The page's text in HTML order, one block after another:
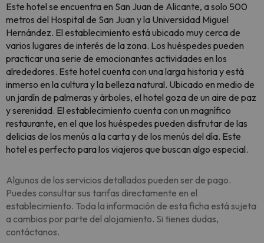
Este hotel se encuentra en San Juan de Alicante, a solo 500
metros del Hospital de San Juan y la Universidad Miguel
Hernández. El establecimiento está ubicado muy cerca de
varios lugares de interés de la zona. Los huéspedes pueden
practicar una serie de emocionantes actividades en los
alrededores. Este hotel cuenta con una larga historia y está
inmerso en la cultura y la belleza natural. Ubicado en medio de
un jardín de palmeras y árboles, el hotel goza de un aire de paz
y serenidad. El establecimiento cuenta con un magnífico
restaurante, en el que los huéspedes pueden disfrutar de las
delicias de los menús a la carta y de los menús del día. Este
hotel es perfecto para los viajeros que buscan algo especial.
Algunos de los servicios detallados pueden ser de pago.
Puedes consultar sus tarifas directamente en el
establecimiento. Toda la información de esta ficha está sujeta
a cambios por parte del alojamiento. Si tienes dudas,
contáctanos.